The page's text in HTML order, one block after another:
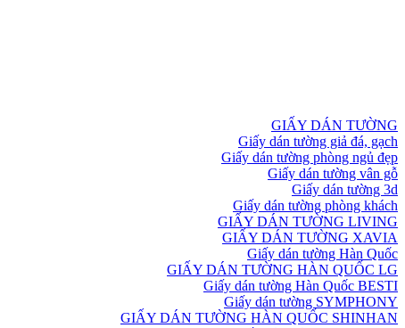
GIẤY DÁN TƯỜNG
Giấy dán tường giả đá, gạch
Giấy dán tường phòng ngủ đẹp
Giấy dán tường vân gỗ
Giấy dán tường 3d
Giấy dán tường phòng khách
GIẤY DÁN TƯỜNG LIVING
GIẤY DÁN TƯỜNG XAVIA
Giấy dán tường Hàn Quốc
GIẤY DÁN TƯỜNG HÀN QUỐC LG
Giấy dán tường Hàn Quốc BESTI
Giấy dán tường SYMPHONY
GIẤY DÁN TƯỜNG HÀN QUỐC SHINHAN